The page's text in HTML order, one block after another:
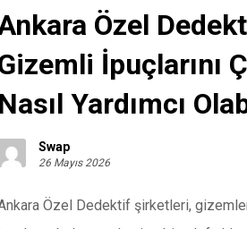
Özel
İpuçlarını
Nasıl Yardımcı
Swap
26 Mayıs 2026
Özel Dedektif şirketleri,